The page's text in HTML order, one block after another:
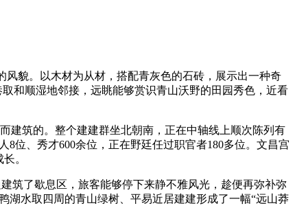
貌。以木材为从材，搭配青灰色的石砖，展示出一种奇
和顺湿地邻接，远眺能够赏识青山沃野的田园秀色，近看
筑的。整个建建群坐北朝南，正在中轴线上顺次陈列有
位、秀才600余位，正在野廷任过职官者180多位。文昌宫
。
筑了歇息区，旅客能够停下来静不雅风光，趁便再弥补弥
湖水取四周的青山绿树、平易近居建建形成了一幅“远山莽